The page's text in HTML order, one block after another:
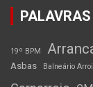
19º BPM
Asbas Balneário